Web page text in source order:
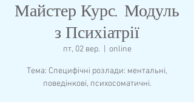
Майстер Курс. Модуль
з Психіатрії
пт, 02 вер. online
Тема: Специфічні розлади: ментальні,
поведінкові, психосоматичні.